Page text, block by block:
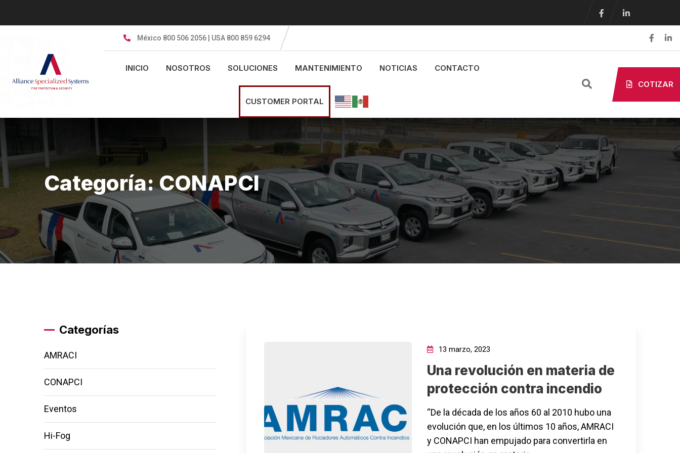
México 800 506 2056 | USA 800 859 6294
INICIO NOSOTROS SOLUCIONES MANTENIMIENTO NOTICIAS CONTACTO
CUSTOMER PORTAL
COTIZAR
Categoría:CONAPCI
Categorías
AMRACI
CONAPCI
Eventos
Hi-Fog
13 marzo, 2023
Una revolución en materia de
protección contra incendio
“De la década de los años 60 al 2010 hubo una
evolución que, en los últimos 10 años, AMRACI
y CONAPCI han empujado para convertirla en